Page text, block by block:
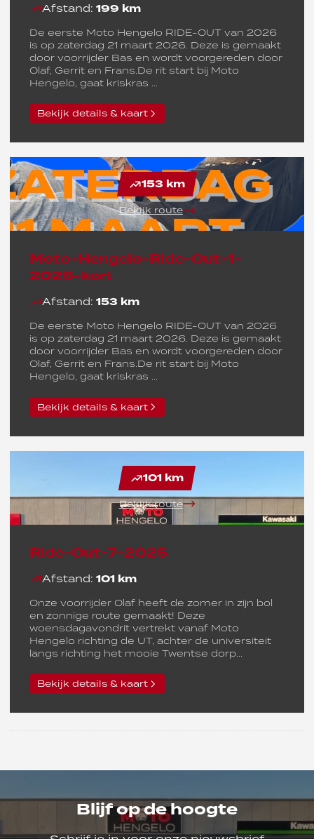
Afstand: 199 km
De eerste Moto Hengelo RIDE-OUT van 2026
is op zaterdag 21 maart 2026. Deze is gemaakt
door voorrijder Bas en wordt voorgereden door
Olaf, Gerrit en Frans.De rit start bij Moto
Hengelo, gaat kriskras ...
Bekijk details & kaart
153 km
Bekijk route
Moto-Hengelo-Ride-Out-1-
2026-kort
Afstand: 153 km
De eerste Moto Hengelo RIDE-OUT van 2026
is op zaterdag 21 maart 2026. Deze is gemaakt
door voorrijder Bas en wordt voorgereden door
Olaf, Gerrit en Frans.De rit start bij Moto
Hengelo, gaat kriskras ...
Bekijk details & kaart
101 km
Bekijk route
Ride-Out-7-2025
Afstand: 101 km
Onze voorrijder Olaf heeft de zomer in zijn bol
en zonnige route gemaakt! Deze
woensdagavondrit vertrekt vanaf Moto
Hengelo richting de UT, achter de universiteit
langs richting het mooie Twentse dorp...
Bekijk details & kaart
Blijf op de hoogte